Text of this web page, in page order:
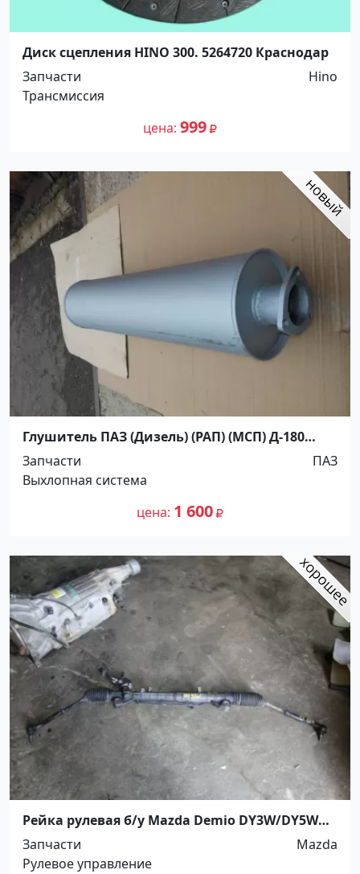
Диск сцепления HINO 300. 5264720 Краснодар
Запчасти
Hino
Трансмиссия
цена 999
Глушитель ПАЗ (Дизель) (РАП) (МСП) Д-180
Краснодар
Запчасти
ПАЗ
Выхлопная система
цена 1 600
Рейка рулевая б/у Mazda Demio DY3W/DY5W
Краснодар
Запчасти
Mazda
Рулевое управление